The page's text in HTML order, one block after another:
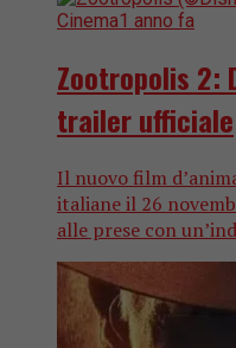
Cinema1 anno fa
Zootropolis 2:
trailer ufficiale
Il nuovo film
italiane il 26
alle prese con